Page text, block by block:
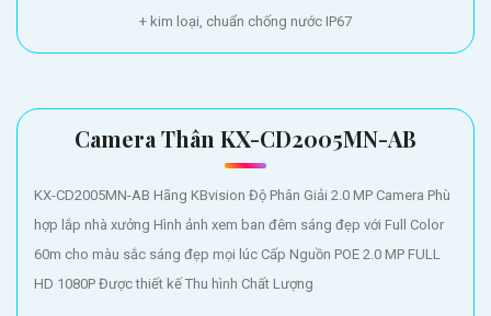
+ kim loại, chuẩn chống nước IP67
Camera Thân KX-CD2005MN-AB
KX-CD2005MN-AB Hãng KBvision Độ Phân Giải 2.0 MP Camera Phù
hợp lắp nhà xưởng Hình ảnh xem ban đêm sáng đẹp với Full Color
60m cho màu sắc sáng đẹp mọi lúc Cấp Nguồn POE 2.0 MP FULL
HD 1080P Được thiết kế Thu hình Chất Lượng